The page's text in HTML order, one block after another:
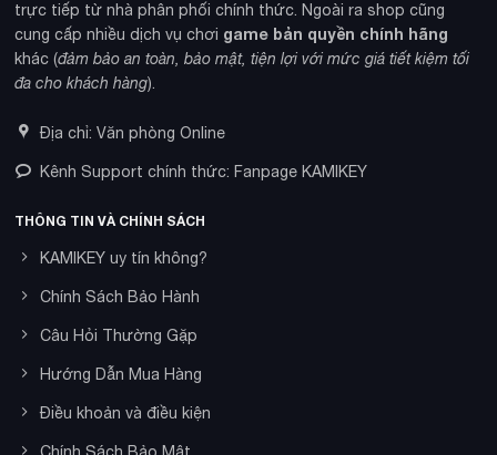
trực tiếp từ nhà phân phối chính thức. Ngoài ra shop cũng
cung cấp nhiều dịch vụ chơi game bản quyền chính hãng
khác (đảm bảo an toàn, bảo mật, tiện lợi với mức giá tiết kiệm tối
đa cho khách hàng).
Địa chỉ: Văn phòng Online
Kênh Support chính thức: Fanpage KAMIKEY
THÔNG TIN VÀ CHÍNH SÁCH
KAMIKEY uy tín không?
Chính Sách Bảo Hành
Câu Hỏi Thường Gặp
Hướng Dẫn Mua Hàng
Điều khoản và điều kiện